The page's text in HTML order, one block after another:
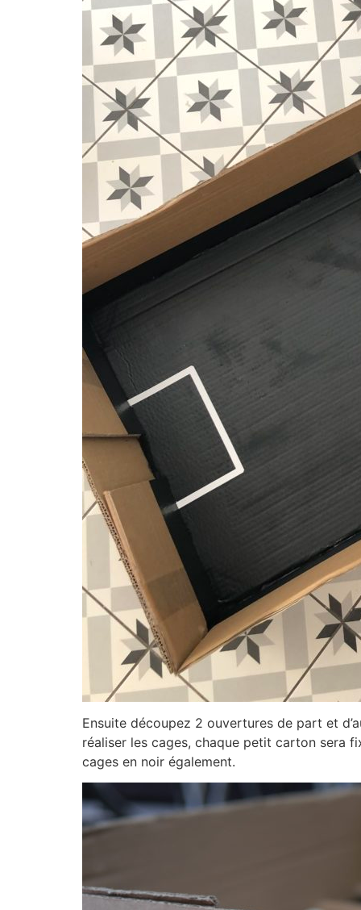
Ensuite découpez 2 ouvertures de part et
réaliser les cages, chaque petit carton sera
cages en noir également.